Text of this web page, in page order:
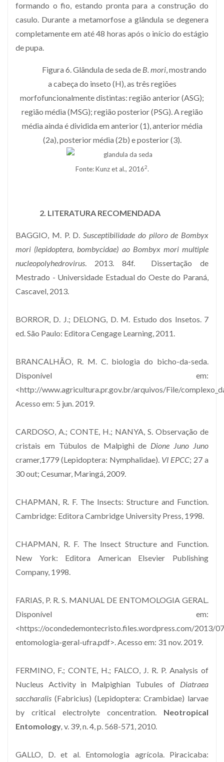
formando o fio, estando pronta para a construção do
casulo. Durante a metamorfose a glândula se degenera
completamente em até 48 horas após o início do estágio
de pupa.
Figura 6. Glândula de seda de B. mori, mostrando
a cabeça do inseto (H), as três regiões
morfofuncionalmente distintas: região anterior (ASG);
região média (MSG); região posterior (PSG). A região
média ainda é dividida em anterior (1), anterior média
(2a), posterior média (2b) e posterior (3).
Fonte: Kunz et al., 20162.
2. LITERATURA RECOMENDADA
BAGGIO, M. P. D. Susceptibilidade do piloro de Bombyx
mori (lepidoptera, bombycidae) ao Bombyx mori multiple
nucleopolyhedrovirus. 2013. 84f. Dissertação de
Mestrado - Universidade Estadual do Oeste do Paraná,
Cascavel, 2013.
BORROR, D. J.; DELONG, D. M. Estudo dos Insetos. 7
ed. São Paulo: Editora Cengage Learning, 2011.
BRANCALHÃO, R. M. C. biologia do bicho-da-seda.
Disponível em:
<http://www.agricultura.pr.gov.br/arquivos/File/
Acesso em: 5 jun. 2019.
CARDOSO, A.; CONTE, H.; NANYA, S. Observação de
cristais em Túbulos de Malpighi de Dione Juno Juno
cramer,1779 (Lepidoptera: Nymphalidae). VI EPCC; 27 a
30 out; Cesumar, Maringá, 2009.
CHAPMAN, R. F. The Insects: Structure and Function.
Cambridge: Editora Cambridge University Press, 1998.
CHAPMAN, R. F. The Insect Structure and Function.
New York: Editora American Elsevier Publishing
Company, 1998.
FARIAS, P. R. S. MANUAL DE ENTOMOLOGIA GERAL.
Disponível em:
<https://ocondedemontecristo.files.wordpress.com/2013/
entomologia-geral-ufra.pdf>. Acesso em: 31 nov. 2019.
FERMINO, F.; CONTE, H.; FALCO, J. R. P. Analysis of
Nucleus Activity in Malpighian Tubules of Diatraea
saccharalis (Fabricius) (Lepidoptera: Crambidae) larvae
by critical electrolyte concentration. Neotropical
Entomology, v. 39, n. 4, p. 568-571, 2010.
GALLO, D. et al. Entomologia agrícola. Piracicaba: